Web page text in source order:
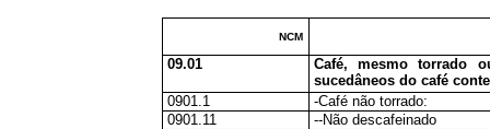
NCM
09.01
Café, mesmo torrado
sucedâneos do café
0901.1
-Café não torrado:
0901.11
--Não descafeinado